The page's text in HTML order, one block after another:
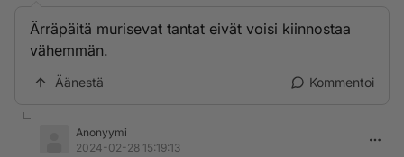
Ärräpäitä murisevat tantat eivät voisi kiinnostaa
vähemmän.
Äänestä Kommentoi
Anonyymi
2024-02-28 15:19:13